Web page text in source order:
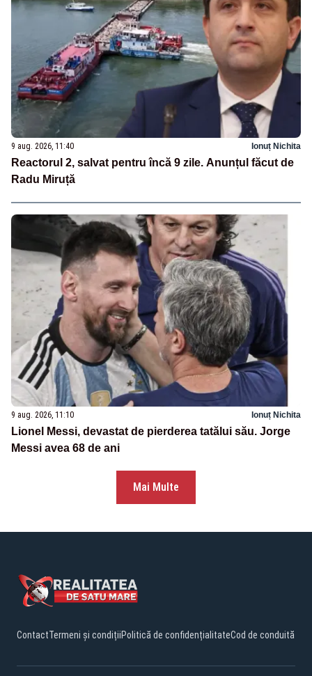
9 aug. 2026, 11:40 Ionuț Nichita
Reactorul 2, salvat pentru încă 9 zile. Anunțul făcut de
Radu Miruță
9 aug. 2026, 11:10 Ionuț Nichita
Lionel Messi, devastat de pierderea tatălui său. Jorge
Messi avea 68 de ani
Mai Multe
ContactTermeni și condițiiPolitică de confidențialitateCod de conduită